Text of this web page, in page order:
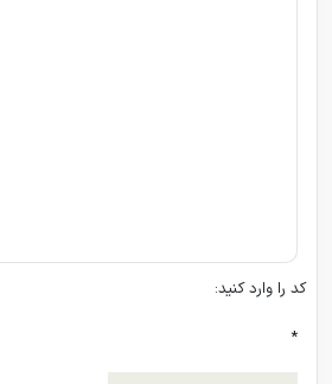
کد را وارد کنید:
*